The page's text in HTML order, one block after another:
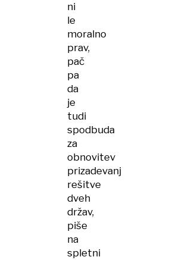
ni
le
moralno
prav,
pač
pa
da
je
tudi
spodbuda
za
obnovitev
prizadevanj
rešitve
dveh
držav,
piše
na
spletni